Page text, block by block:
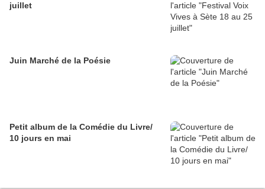
juillet
Juin Marché de la Poésie
Petit album de la Comédie du Livre/
10 jours en mai